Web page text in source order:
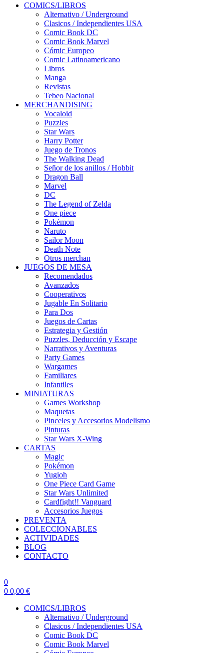
COMICS/LIBROS
Alternativo / Underground
Clasicos / Independientes USA
Comic Book DC
Comic Book Marvel
Cómic Europeo
Comic Latinoamericano
Libros
Manga
Revistas
Tebeo Nacional
MERCHANDISING
Vocaloid
Puzzles
Star Wars
Harry Potter
Juego de Tronos
The Walking Dead
Señor de los anillos / Hobbit
Dragon Ball
Marvel
DC
The Legend of Zelda
One piece
Pokémon
Naruto
Sailor Moon
Death Note
Otros merchan
JUEGOS DE MESA
Recomendados
Avanzados
Cooperativos
Jugable En Solitario
Para Dos
Juegos de Cartas
Estrategia y Gestión
Puzzles, Deducción y Escape
Narrativos y Aventuras
Party Games
Wargames
Familiares
Infantiles
MINIATURAS
Games Workshop
Maquetas
Pinceles y Accesorios Modelismo
Pinturas
Star Wars X-Wing
CARTAS
Magic
Pokémon
Yugioh
One Piece Card Game
Star Wars Unlimited
Cardfight!! Vanguard
Accesorios Juegos
PREVENTA
COLECCIONABLES
ACTIVIDADES
BLOG
CONTACTO
0
0 0,00 €
COMICS/LIBROS
Alternativo / Underground
Clasicos / Independientes USA
Comic Book DC
Comic Book Marvel